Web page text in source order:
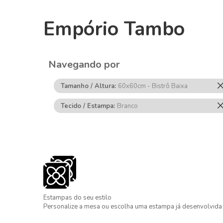
Empório Tambo
Navegando por
Tamanho / Altura 60x60cm - Bistrô Baixa
Tecido / Estampa Branco
Estampas do seu estilo
Personalize a mesa ou escolha uma estampa já desenvolvida